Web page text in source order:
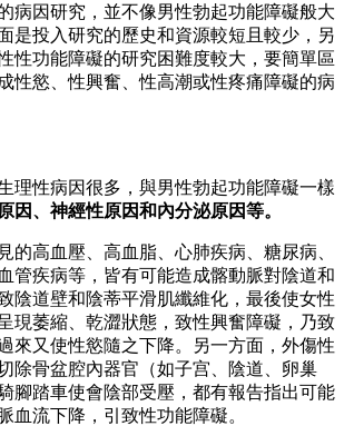
病因研究，並不像男性勃起功能障礙般大
是投入研究的歷史和資源較短且較少，另
性功能障礙的研究困難度較大，要簡單區
性慾、性興奮、性高潮或性疼痛障礙的病
理性病因很多，與男性勃起功能障礙一樣
因、神經性原因和內分泌原因等。
的高血壓、高血脂、心肺疾病、糖尿病、
管疾病等，皆有可能造成髂動脈對陰道和
陰道壁和陰蒂平滑肌纖維化，最後使女性
現萎縮、乾澀狀態，致性興奮障礙，乃致
來又使性慾隨之下降。另一方面，外傷性
除骨盆腔內器官（如子宫、陰道、卵巢
腳踏車使會陰部受壓，都有報告指出可能
血流下降，引致性功能障礙。